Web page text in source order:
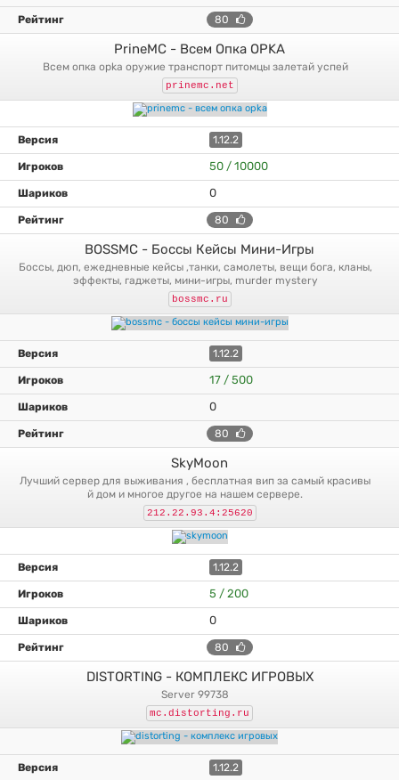
80
PrineMC - Всем Опка OPKA
всем опка opka оружие транспорт питомцы залетай успей
prinemc.net
1.12.2
50 / 10000
0
80
BOSSMC - Боссы Кейсы Мини-Игры
боссы, дюп, ежедневные кейсы ,танки, самолеты, вещи бога, кланы,
эффекты, гаджеты, мини-игры, murder mystery
bossmc.ru
1.12.2
17 / 500
0
80
SkyMoon
лучший сервер для выживания , бесплатная вип за самый красивы
й дом и многое другое на нашем сервере.
212.22.93.4:25620
1.12.2
5 / 200
0
80
DISTORTING - КОМПЛЕКС ИГРОВЫХ
server 99738
mc.distorting.ru
1.12.2